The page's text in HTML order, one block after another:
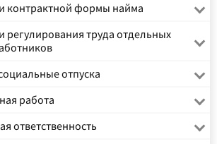
контрактной формы найма
регулирования труда отдельных
отпуска
работа
ответственность